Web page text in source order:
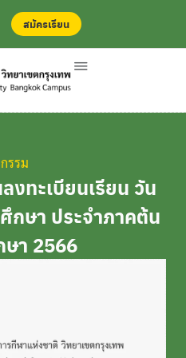
สมัครเรียน
รรม
งทะเบียนเรียน วัน
กษา ประจำภาคต้น
า 2566